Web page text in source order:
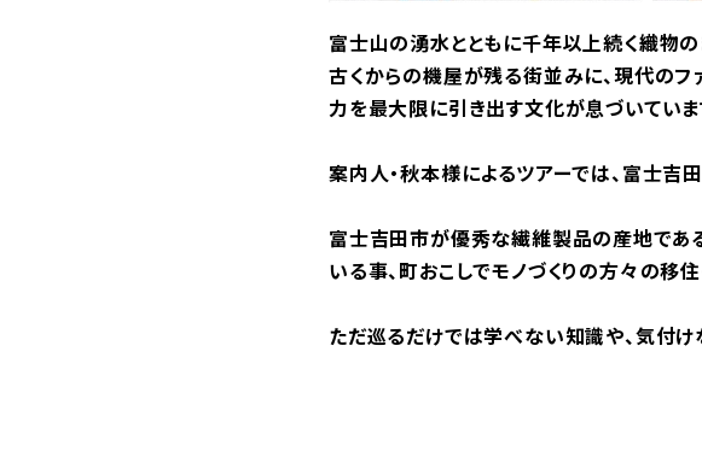
富士山の湧水とともに千年以上続く織物の
古くからの機屋が残る街並みに、現代のフ
力を最大限に引き出す文化が息づいていま
案内人・秋本様によるツアーでは、富士吉
富士吉田市が優秀な繊維製品の産地であ
いる事、町おこしでモノづくりの方々の移
ただ巡るだけでは学べない知識や、気付